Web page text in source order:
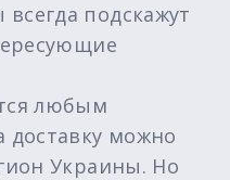
подскажут
любым
можно
Украины. Но